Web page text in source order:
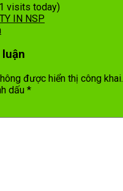
visits today)
IN NSP
được hiển thị công khai.
dấu *